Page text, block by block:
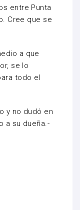
entre Punta
Cree que se
a que
se lo
todo el
y no dudó en
a su dueña.-